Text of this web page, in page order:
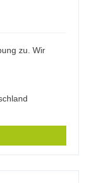
zu. Wir